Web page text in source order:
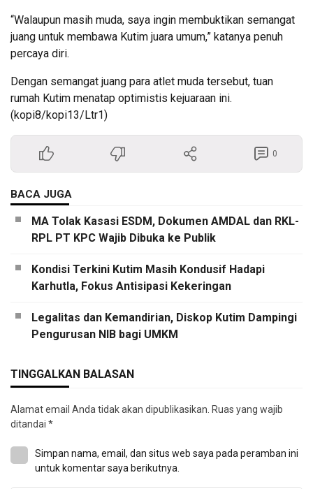
“Walaupun masih muda, saya ingin membuktikan semangat
juang untuk membawa Kutim juara umum,” katanya penuh
percaya diri.
Dengan semangat juang para atlet muda tersebut, tuan
rumah Kutim menatap optimistis kejuaraan ini.
(kopi8/kopi13/Ltr1)
0
BACA JUGA
MA Tolak Kasasi ESDM, Dokumen AMDAL dan RKL-
RPL PT KPC Wajib Dibuka ke Publik
Kondisi Terkini Kutim Masih Kondusif Hadapi
Karhutla, Fokus Antisipasi Kekeringan
Legalitas dan Kemandirian, Diskop Kutim Dampingi
Pengurusan NIB bagi UMKM
TINGGALKAN BALASAN
Alamat email Anda tidak akan dipublikasikan. Ruas yang wajib
ditandai *
Simpan nama, email, dan situs web saya pada peramban ini
untuk komentar saya berikutnya.